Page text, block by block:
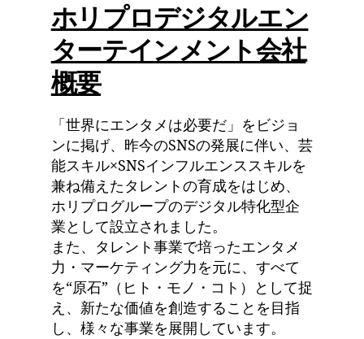
ホリプロデジタルエン
ターテインメント会社
概要
「世界にエンタメは必要だ」をビジョ
ンに掲げ、昨今のSNSの発展に伴い、芸
能スキル×SNSインフルエンススキルを
兼ね備えたタレントの育成をはじめ、
ホリプログループのデジタル特化型企
業として設立されました。
また、タレント事業で培ったエンタメ
力・マーケティング力を元に、すべて
を“原石”（ヒト・モノ・コト）として捉
え、新たな価値を創造することを目指
し、様々な事業を展開しています。